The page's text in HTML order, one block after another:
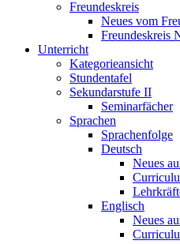
Freundeskreis
Neues vom
Freundeskreis
Unterricht
Kategorieansicht
Stundentafel
Sekundarstufe II
Seminarfächer
Sprachen
Sprachenfolge
Deutsch
Neues
Englisch
Neues